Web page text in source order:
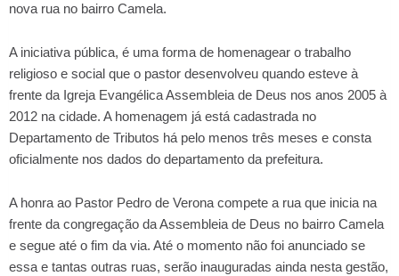
nova rua no bairro Camela.
A iniciativa pública, é uma forma de homenagear o trabalho
religioso e social que o pastor desenvolveu quando esteve à
frente da Igreja Evangélica Assembleia de Deus nos anos 2005 à
2012 na cidade. A homenagem já está cadastrada no
Departamento de Tributos há pelo menos três meses e consta
oficialmente nos dados do departamento da prefeitura.
A honra ao Pastor Pedro de Verona compete a rua que inicia na
frente da congregação da Assembleia de Deus no bairro Camela
e segue até o fim da via. Até o momento não foi anunciado se
essa e tantas outras ruas, serão inauguradas ainda nesta gestão,